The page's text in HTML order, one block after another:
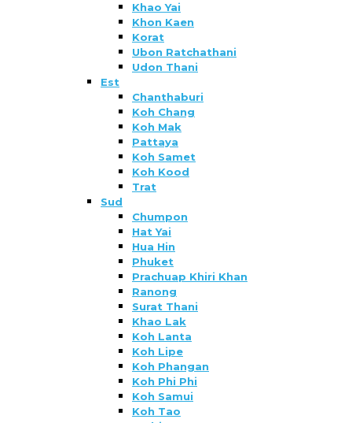
Khao Yai
Khon Kaen
Korat
Ubon Ratchathani
Udon Thani
Est
Chanthaburi
Koh Chang
Koh Mak
Pattaya
Koh Samet
Koh Kood
Trat
Sud
Chumpon
Hat Yai
Hua Hin
Phuket
Prachuap Khiri Khan
Ranong
Surat Thani
Khao Lak
Koh Lanta
Koh Lipe
Koh Phangan
Koh Phi Phi
Koh Samui
Koh Tao